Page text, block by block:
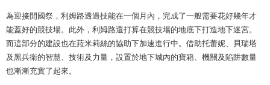
為迎接開國祭，利姆路透過技能在一個月內，完成了一般需要花好幾年才
能蓋好的競技場。此外，利姆路還打算在競技場的地底下打造地下迷宮。
而這部分的建設也在菈米莉絲的協助下加速進行中。借助托蕾妮、貝瑞塔
及黑兵衛的智慧、技術及力量，設置於地下城內的寶箱、機關及陷阱數量
也漸漸充實了起來。